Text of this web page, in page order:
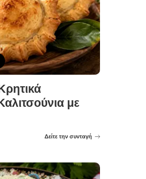
με
Δείτε την συνταγή